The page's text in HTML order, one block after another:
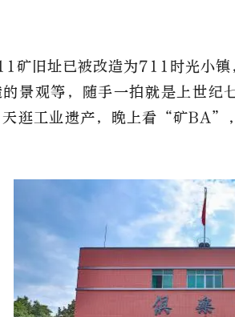
矿旧址已被改造为711时光小镇
景观等，随手一拍就是上世纪
天逛工业遗产，晚上看“矿